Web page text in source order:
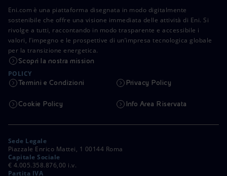
Eni.com è una piattaforma disegnata in modo digitalmente
sostenibile che offre una visione immediata delle attività di Eni. Si
rivolge a tutti, raccontando in modo trasparente e accessibile i
valori, l’impegno e le prospettive di un’impresa tecnologica globale
per la transizione energetica.
Scopri la nostra mission
POLICY
Termini e Condizioni Privacy Policy
Cookie Policy Info Area Riservata
Sede Legale
Piazzale Enrico Mattei, 1 00144 Roma
Capitale Sociale
€ 4.005.358.876,00 i.v.
Partita IVA